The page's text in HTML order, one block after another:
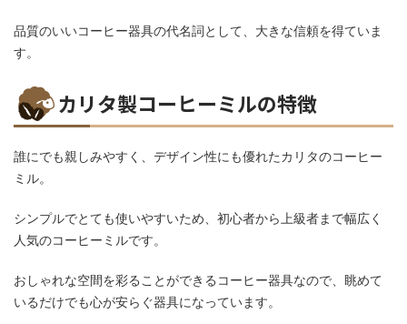
品質のいいコーヒー器具の代名詞として、大きな信頼を得ていま
す。
カリタ製コーヒーミルの特徴
誰にでも親しみやすく、デザイン性にも優れたカリタのコーヒー
ミル。
シンプルでとても使いやすいため、初心者から上級者まで幅広く
人気のコーヒーミルです。
おしゃれな空間を彩ることができるコーヒー器具なので、眺めて
いるだけでも心が安らぐ器具になっています。